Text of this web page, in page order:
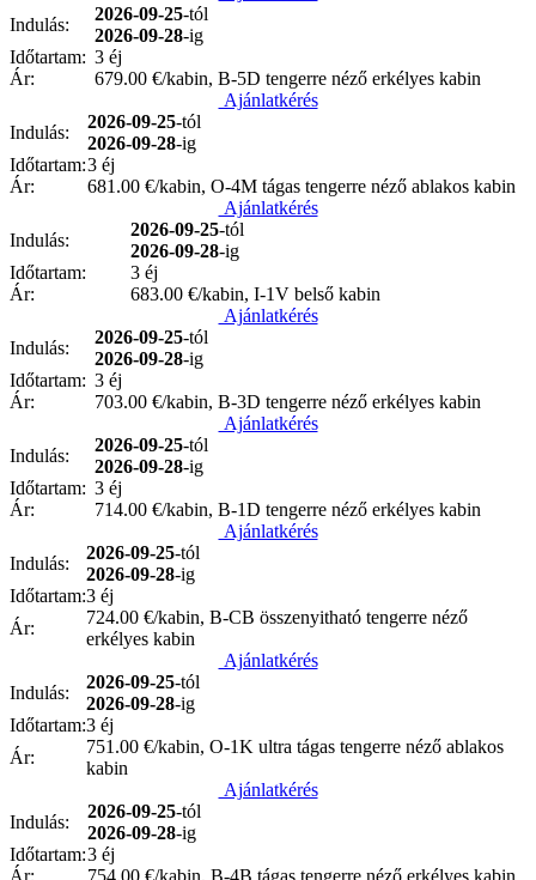
Indulás:
2026-09-25-tól
2026-09-28-ig
Időtartam: 3 éj
Ár:
679.00 €/kabin, B-5D tengerre néző erkélyes kabin
Ajánlatkérés
Indulás:
2026-09-25-tól
2026-09-28-ig
Időtartam:3 éj
Ár:
681.00 €/kabin, O-4M tágas tengerre néző ablakos kabin
Ajánlatkérés
Indulás:
2026-09-25-tól
2026-09-28-ig
Időtartam:
3 éj
Ár:
683.00 €/kabin, I-1V belső kabin
Ajánlatkérés
Indulás:
2026-09-25-tól
2026-09-28-ig
Időtartam: 3 éj
Ár:
703.00 €/kabin, B-3D tengerre néző erkélyes kabin
Ajánlatkérés
Indulás:
2026-09-25-tól
2026-09-28-ig
Időtartam: 3 éj
Ár:
714.00 €/kabin, B-1D tengerre néző erkélyes kabin
Ajánlatkérés
Indulás:
2026-09-25-tól
2026-09-28-ig
Időtartam:3 éj
Ár:
724.00 €/kabin, B-CB összenyitható tengerre néző
erkélyes kabin
Ajánlatkérés
Indulás:
2026-09-25-tól
2026-09-28-ig
Időtartam:3 éj
Ár:
751.00 €/kabin, O-1K ultra tágas tengerre néző ablakos
kabin
Ajánlatkérés
Indulás:
2026-09-25-tól
2026-09-28-ig
Időtartam:3 éj